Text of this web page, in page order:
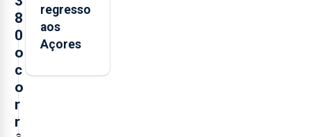
8
0
o
c
o
r
r
regresso
aos
Açores